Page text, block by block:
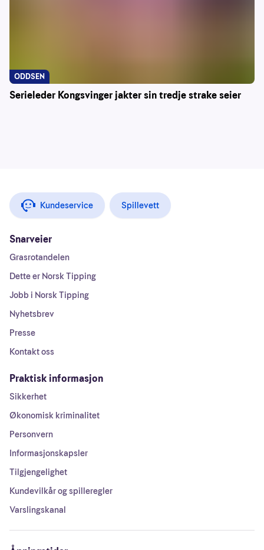
Serieleder Kongsvinger jakter sin tredje strake seier
ODDSEN
Kundeservice Spillevett
Snarveier
Grasrotandelen
Dette er Norsk Tipping
Jobb i Norsk Tipping
Nyhetsbrev
Presse
Kontakt oss
Praktisk informasjon
Sikkerhet
Økonomisk kriminalitet
Personvern
Informasjonskapsler
Tilgjengelighet
Kundevilkår og spilleregler
Varslingskanal